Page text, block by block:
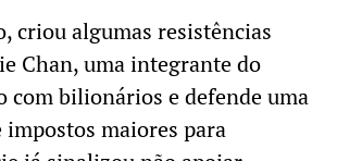
criou algumas resistências
Chan, uma integrante do
bilionários e defende uma
maiores para